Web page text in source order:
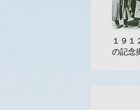
１９
の記念